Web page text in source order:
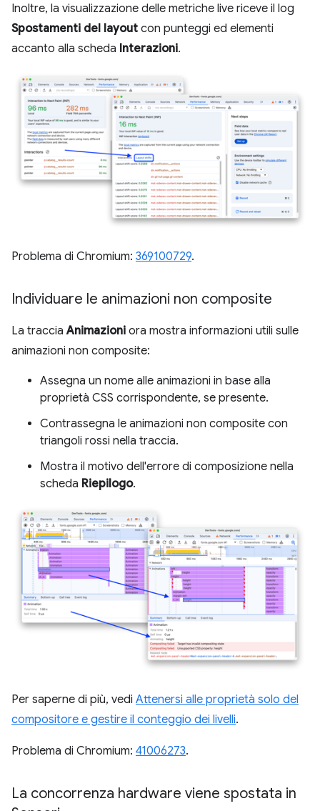
Inoltre, la visualizzazione delle metriche live riceve il log
Spostamenti del layout con punteggi ed elementi
accanto alla scheda Interazioni.
Problema di Chromium: 369100729.
Individuare le animazioni non composite
La tracciaAnimazioni ora mostra informazioni utili sulle
animazioni non composite:
Assegna un nome alle animazioni in base alla
proprietà CSS corrispondente, se presente.
Contrassegna le animazioni non composite con
triangoli rossi nella traccia.
Mostra il motivo dell'errore di composizione nella
scheda Riepilogo.
Per saperne di più, vedi Attenersi alle proprietà solo del
compositore e gestire il conteggio dei livelli.
Problema di Chromium: 41006273.
La concorrenza hardware viene spostata in